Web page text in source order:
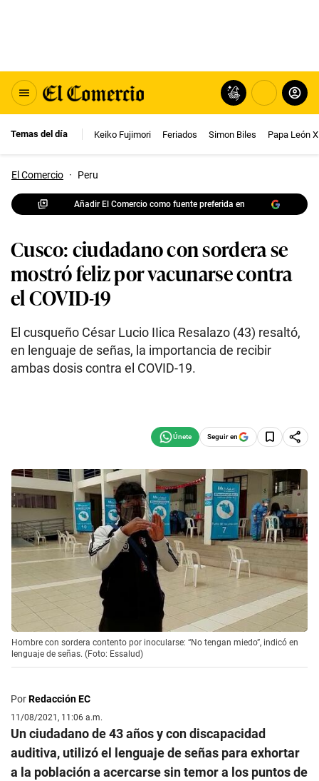
Temas del día Keiko Fujimori Feriados Simon Biles Papa León
El Comercio · Peru
Añadir El Comercio como fuente preferida en
Cusco: ciudadano con sordera se
mostró feliz por vacunarse contra
el COVID-19
El cusqueño César Lucio IIica Resalazo (43) resaltó,
en lenguaje de señas, la importancia de recibir
ambas dosis contra el COVID-19.
Seguir en
Hombre con sordera contento por inocularse: “No tengan miedo”, indicó en
lenguaje de señas. (Foto: Essalud)
PorRedacción EC
11/08/2021, 11:06 a.m.
Un ciudadano de 43 años y con discapacidad
auditiva, utilizó el lenguaje de señas para exhortar
a la población a acercarse sin temor a los puntos de